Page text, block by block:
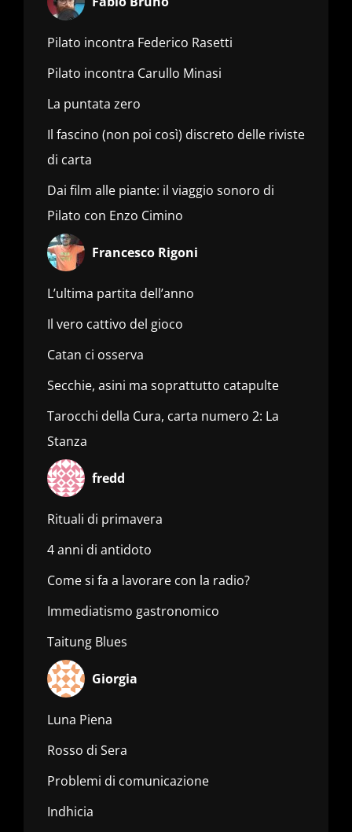
Pilato incontra Federico Rasetti
Pilato incontra Carullo Minasi
La puntata zero
Il fascino (non poi così) discreto delle riviste
di carta
Dai film alle piante: il viaggio sonoro di
Pilato con Enzo Cimino
Francesco Rigoni
L’ultima partita dell’anno
Il vero cattivo del gioco
Catan ci osserva
Secchie, asini ma soprattutto catapulte
Tarocchi della Cura, carta numero 2: La
Stanza
fredd
Rituali di primavera
4 anni di antidoto
Come si fa a lavorare con la radio?
Immediatismo gastronomico
Taitung Blues
Giorgia
Luna Piena
Rosso di Sera
Problemi di comunicazione
Indhicia